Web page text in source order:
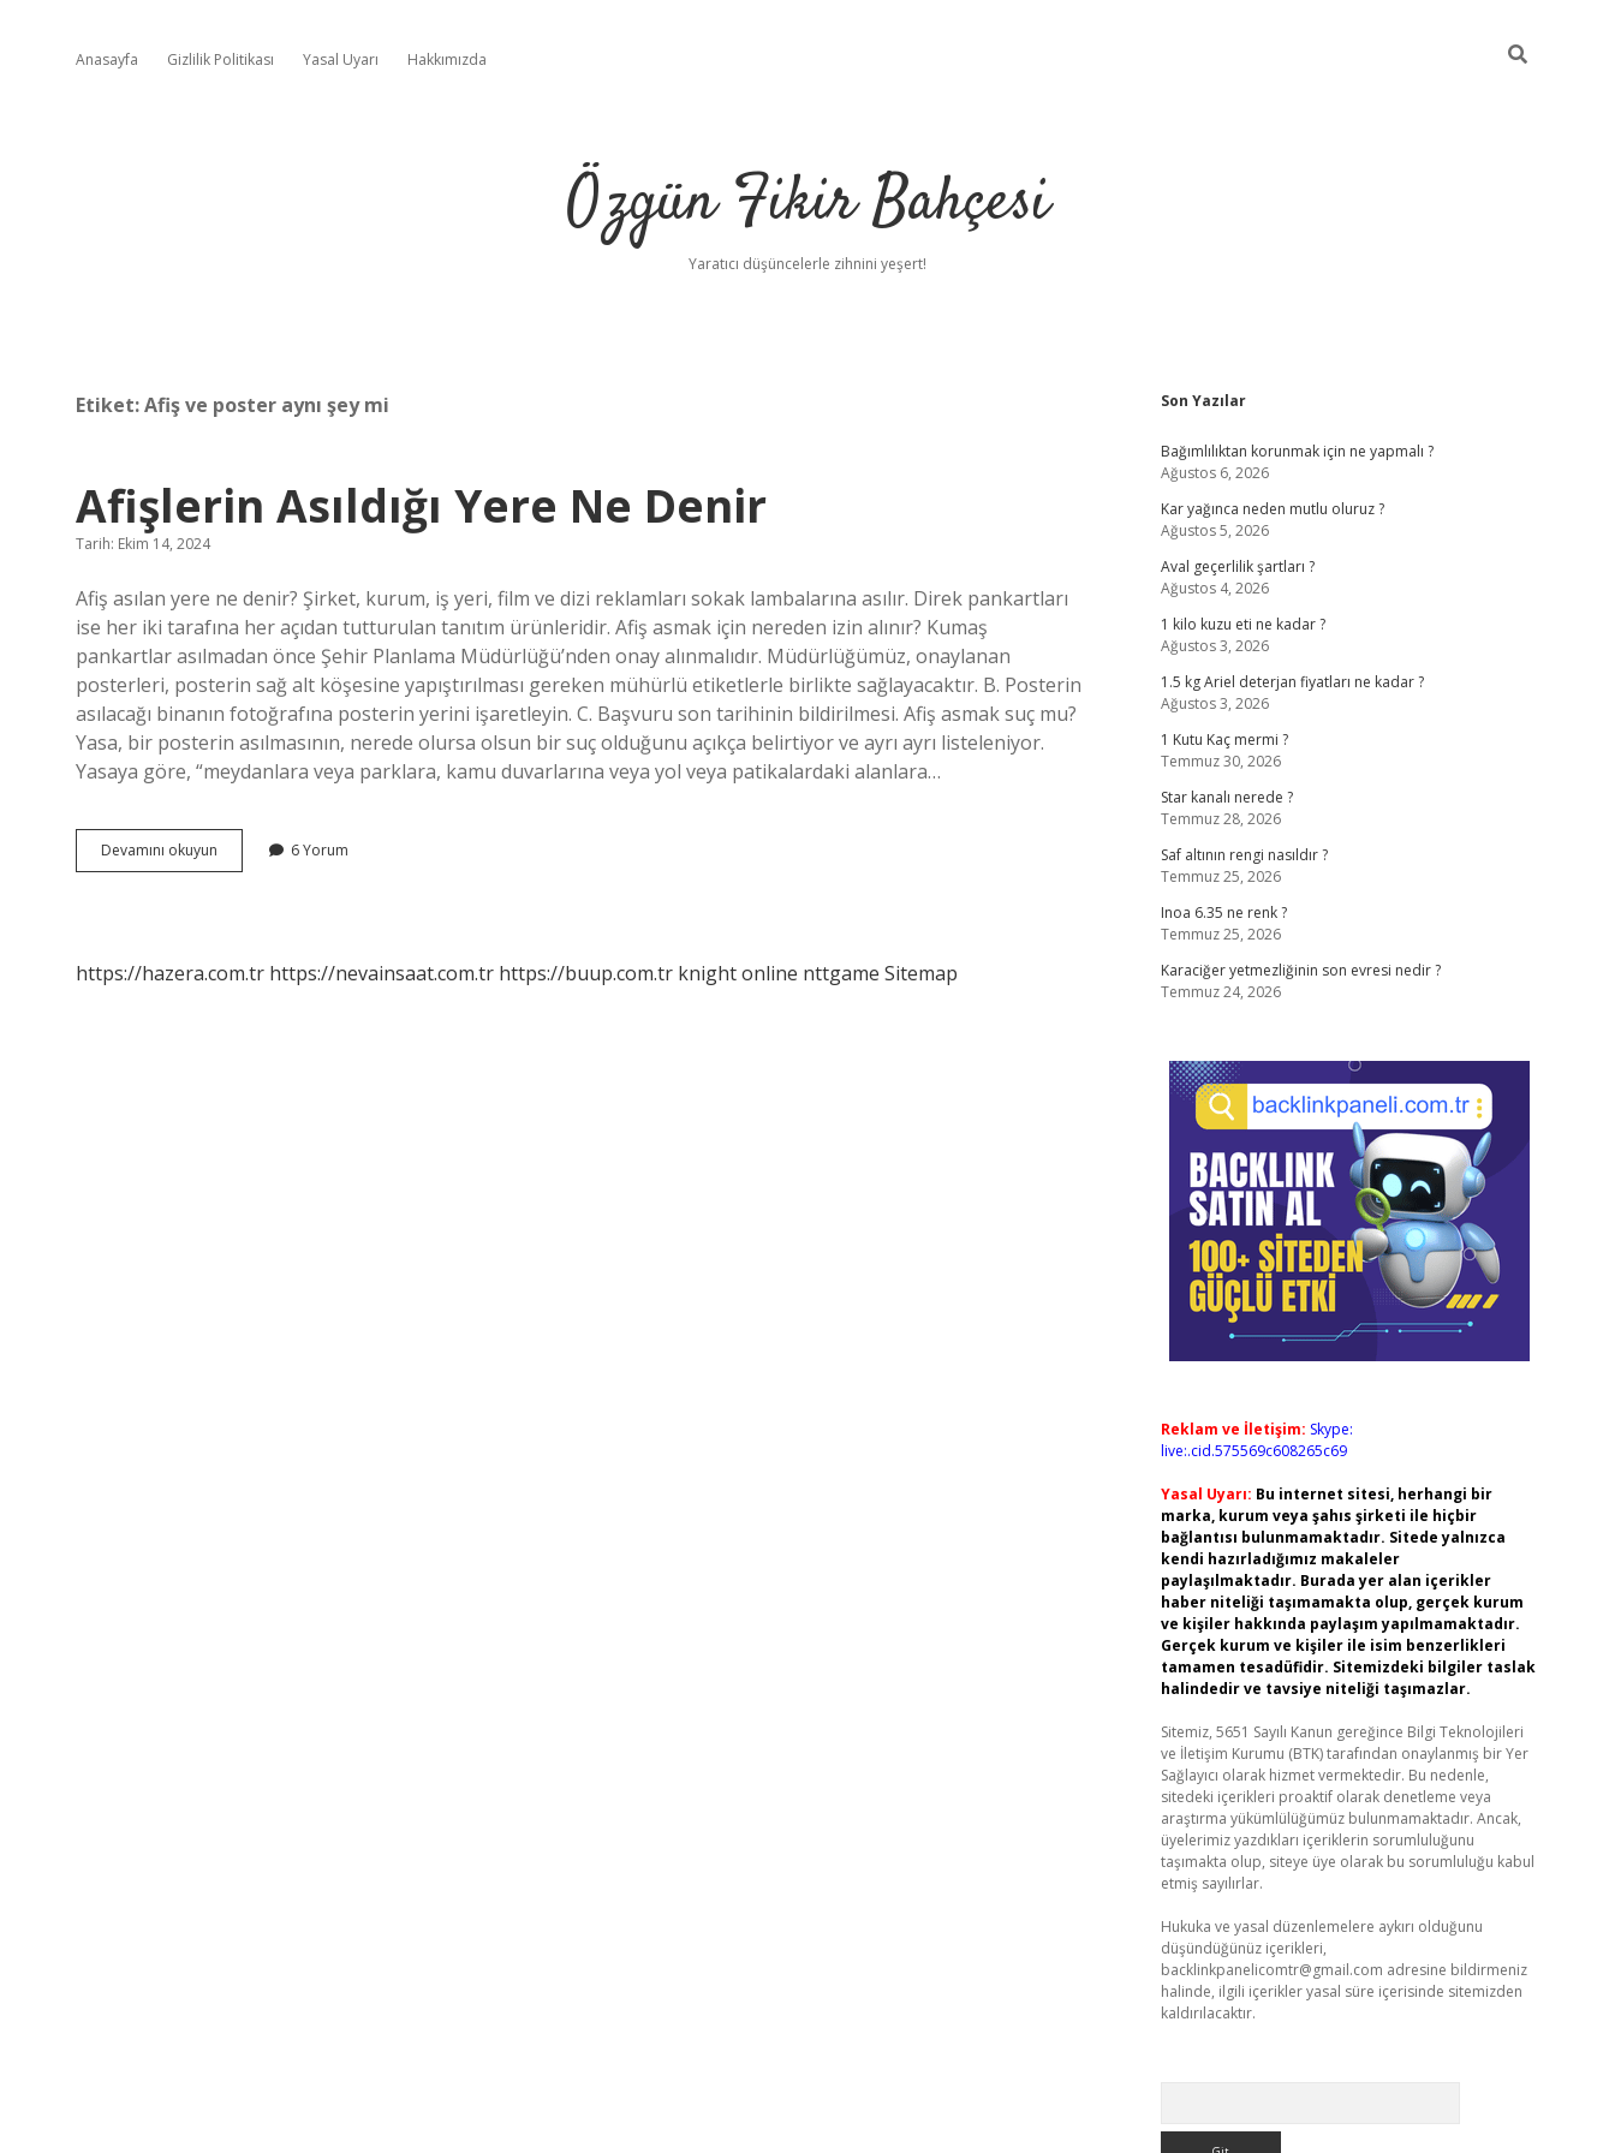
Anasayfa Gizlilik Politikası Yasal Uyarı Hakkımızda
Özgün Fikir Bahçesi
Yaratıcı düşüncelerle zihnini yeşert!
Etiket:Afiş ve poster aynı şey mi
Afişlerin Asıldığı Yere Ne Denir
Tarih: Ekim 14, 2024
Afiş asılan yere ne denir? Şirket, kurum, iş yeri, film ve dizi reklamları sokak lambalarına asılır. Direk pankartları
ise her iki tarafına her açıdan tutturulan tanıtım ürünleridir. Afiş asmak için nereden izin alınır? Kumaş
pankartlar asılmadan önce Şehir Planlama Müdürlüğü’nden onay alınmalıdır. Müdürlüğümüz, onaylanan
posterleri, posterin sağ alt köşesine yapıştırılması gereken mühürlü etiketlerle birlikte sağlayacaktır. B. Posterin
asılacağı binanın fotoğrafına posterin yerini işaretleyin. C. Başvuru son tarihinin bildirilmesi. Afiş asmak suç mu?
Yasa, bir posterin asılmasının, nerede olursa olsun bir suç olduğunu açıkça belirtiyor ve ayrı ayrı listeleniyor.
Yasaya göre, “meydanlara veya parklara, kamu duvarlarına veya yol veya patikalardaki alanlara…
Devamını okuyun Afişlerin
Asıldığı
6 Yorum
https://hazera.com.tr https://nevainsaat.com.tr https://buup.com.tr knight online nttgame Sitemap
Sidebar
Son Yazılar
Bağımlılıktan korunmak için ne yapmalı ?
Ağustos 6, 2026
Kar yağınca neden mutlu oluruz ?
Ağustos 5, 2026
Aval geçerlilik şartları ?
Ağustos 4, 2026
1 kilo kuzu eti ne kadar ?
Ağustos 3, 2026
1.5 kg Ariel deterjan fiyatları ne kadar ?
Ağustos 3, 2026
1 Kutu Kaç mermi ?
Temmuz 30, 2026
Star kanalı nerede ?
Temmuz 28, 2026
Saf altının rengi nasıldır ?
Temmuz 25, 2026
Inoa 6.35 ne renk ?
Temmuz 25, 2026
Karaciğer yetmezliğinin son evresi nedir ?
Temmuz 24, 2026
Reklam ve İletişim: Skype:
live:.cid.575569c608265c69
Yasal Uyarı: Bu internet sitesi, herhangi bir
marka, kurum veya şahıs şirketi ile hiçbir
bağlantısı bulunmamaktadır. Sitede yalnızca
kendi hazırladığımız makaleler
paylaşılmaktadır. Burada yer alan içerikler
haber niteliği taşımamakta olup, gerçek kurum
ve kişiler hakkında paylaşım yapılmamaktadır.
Gerçek kurum ve kişiler ile isim benzerlikleri
tamamen tesadüfidir. Sitemizdeki bilgiler taslak
halindedir ve tavsiye niteliği taşımazlar.
Sitemiz, 5651 Sayılı Kanun gereğince Bilgi Teknolojileri
ve İletişim Kurumu (BTK) tarafından onaylanmış bir Yer
Sağlayıcı olarak hizmet vermektedir. Bu nedenle,
sitedeki içerikleri proaktif olarak denetleme veya
araştırma yükümlülüğümüz bulunmamaktadır. Ancak,
üyelerimiz yazdıkları içeriklerin sorumluluğunu
taşımakta olup, siteye üye olarak bu sorumluluğu kabul
etmiş sayılırlar.
Hukuka ve yasal düzenlemelere aykırı olduğunu
düşündüğünüz içerikleri,
backlinkpanelicomtr@gmail.com adresine bildirmeniz
halinde, ilgili içerikler yasal süre içerisinde sitemizden
kaldırılacaktır.